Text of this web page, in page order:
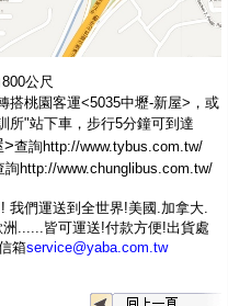
公尺
搭桃園客運<5035中壢-新屋>，或
所"站下車，步行5分鐘可到達
>查詢http://www.tybus.com.tw/
詢http://www.chunglibus.com.tw/
我們運送到全世界!美國.加拿大.
......皆可運送!付款方便!出貨處
箱service@yaba.com.tw